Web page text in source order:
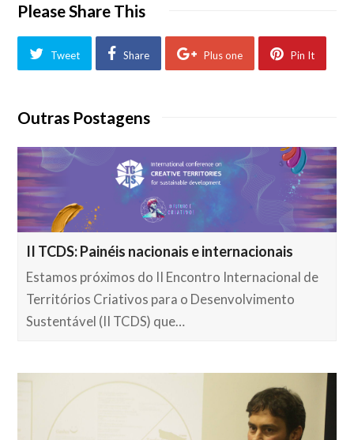
Please Share This
Tweet Share Plus one Pin It
Outras Postagens
II TCDS: Painéis nacionais e internacionais
Estamos próximos do II Encontro Internacional de
Territórios Criativos para o Desenvolvimento
Sustentável (II TCDS) que…